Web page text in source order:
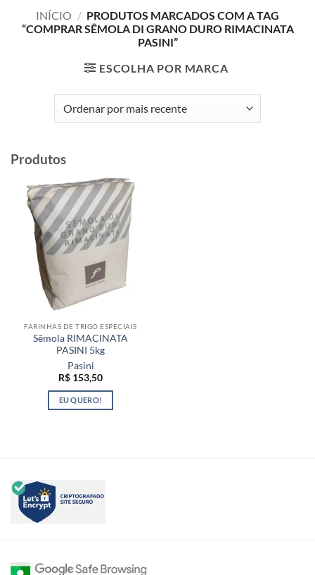
INÍCIO / PRODUTOS MARCADOS COM A TAG
“COMPRAR SÊMOLA DI GRANO DURO RIMACINATA
PASINI”
ESCOLHA POR MARCA
Produtos
FARINHAS DE TRIGO ESPECIAIS
Sêmola RIMACINATA
PASINI 5kg
Pasini
R$ 153,50
EU QUERO!